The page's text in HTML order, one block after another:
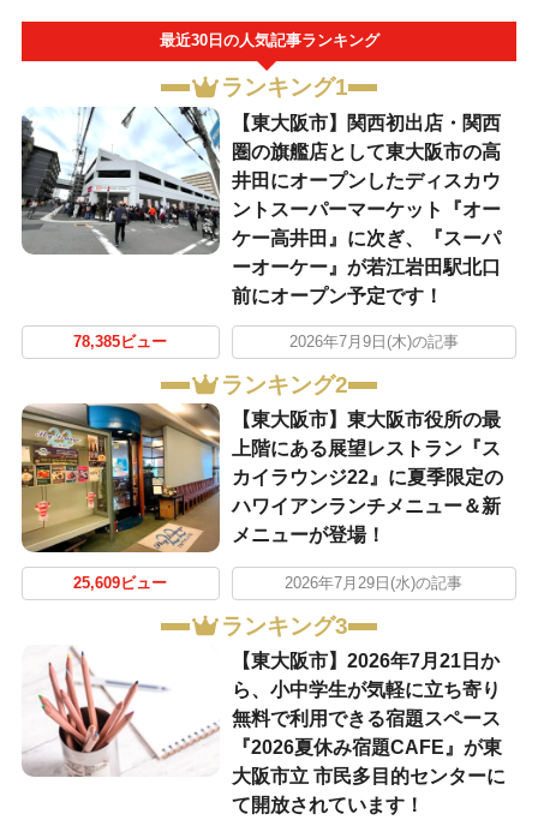
最近30日の人気記事ランキング
ランキング1
【東大阪市】関西初出店・関西
圏の旗艦店として東大阪市の高
井田にオープンしたディスカウ
ントスーパーマーケット『オー
ケー高井田』に次ぎ、『スーパ
ーオーケー』が若江岩田駅北口
前にオープン予定です！
78,385ビュー 2026年7月9日(木)の記事
ランキング2
【東大阪市】東大阪市役所の最
上階にある展望レストラン『ス
カイラウンジ22』に夏季限定の
ハワイアンランチメニュー＆新
メニューが登場！
25,609ビュー 2026年7月29日(水)の記事
ランキング3
【東大阪市】2026年7月21日か
ら、小中学生が気軽に立ち寄り
無料で利用できる宿題スペース
『2026夏休み宿題CAFE』が東
大阪市立 市民多目的センターに
て開放されています！